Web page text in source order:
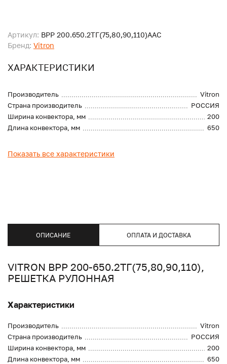
Артикул: ВРР 200.650.2ТГ(75,80,90,110)ААС
Бренд: Vitron
ХАРАКТЕРИСТИКИ
Производитель
Vitron
Страна производитель
РОССИЯ
Ширина конвектора, мм
200
Длина конвектора, мм
650
Показать все характеристики
ОПИСАНИЕ ОПЛАТА И ДОСТАВКА
VITRON ВРР 200-650.2ТГ(75,80,90,110),
РЕШЕТКА РУЛОННАЯ
Характеристики
Производитель
Vitron
Страна производитель
РОССИЯ
Ширина конвектора, мм
200
Длина конвектора, мм
650